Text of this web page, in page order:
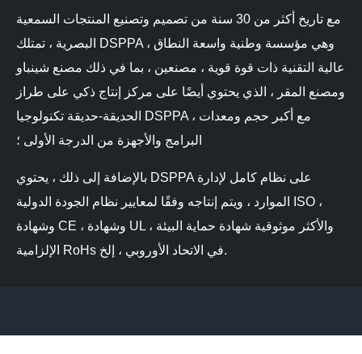
مع تاريخ أكثر من 30 سنة من تصميم وتصنيع المنتجات السمعية
البصرية ، تمتلك DSPPA ، وهي مؤسسة وطنية واسعة النطاق
عالية التقنية ذات قوة قوية ، مصنعين ، بما في ذلك مصنع شينباو
ومصنع المقر ، الذي يحتوي أيضًا على مركز إنتاج ذكي على طراز
الحديقة-حديقة تكنولوجيا DSPPA ، مع أكبر حجم ومعدات
البرامج والأجهزة من الدرجة الأولى ؛
بالإضافة إلى ذلك ، يحتوي DSPPA على نظام كامل لإدارة
الموارد ، ويتم إنتاجه وفقًا لمعايير نظام الجودة الدولية ISO ،
وشهادة CE ، وشهادة UL ، والأكثر موثوقية شهادة حماية البيئة
الإلزامية RoHs في الاتحاد الأوروبي ، إلخ.